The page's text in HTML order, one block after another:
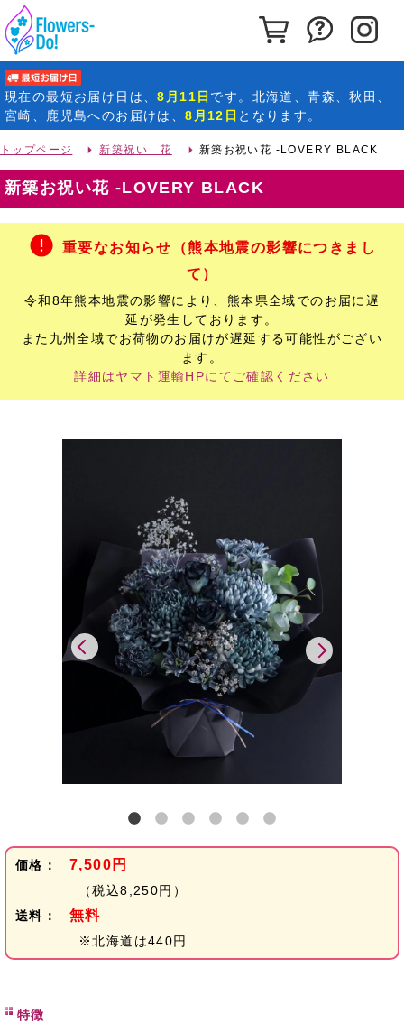
カートを見る
お問い合
現在の最短お届け日 は、8月11日 です。北海道、青森、秋田、
宮崎、鹿児島へのお届けは、8月12日 となります。
トップページ 新築祝い 花 新築お祝い花 -LOVERY BLACK
新築お祝い花 -LOVERY BLACK
重要なお知らせ（熊本地震の影響につきまし
て）
令和8年熊本地震の影響により、熊本県全域でのお届に遅
延が発生しております。
また九州全域でお荷物のお届けが遅延する可能性がござい
ます。
詳細はヤマト運輸HPにてご確認ください
価格： 7,500円
（税込8,250円）
送料：
無料
※北海道は440円
特徴